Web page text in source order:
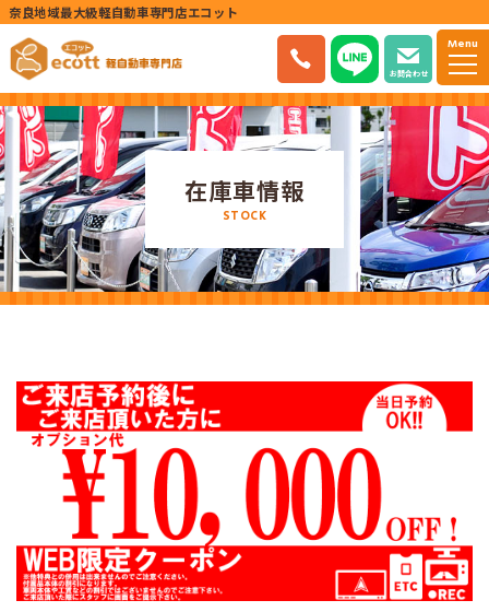
奈良地域最大級軽自動車専門店エコット
お問合わせ
Menu
在庫車情報
STOCK